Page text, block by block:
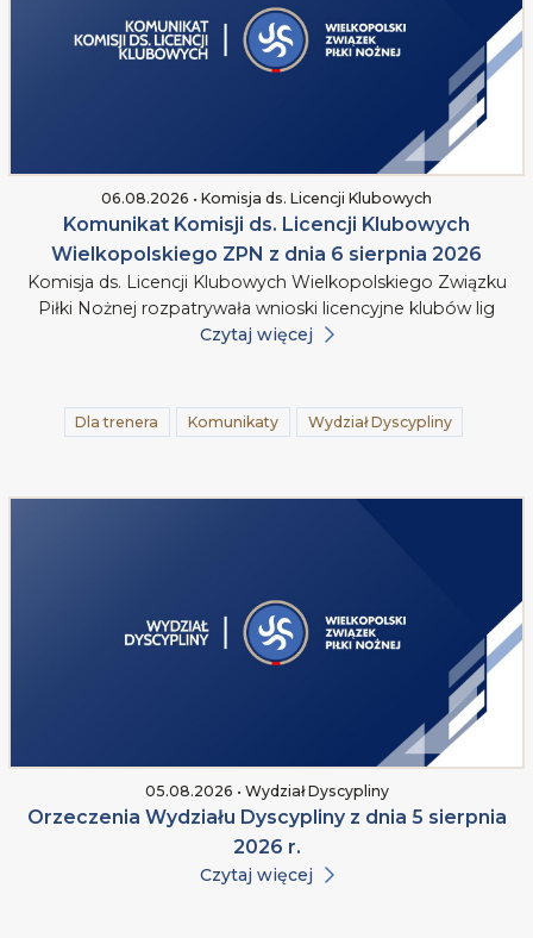
06.08.2026 • Komisja ds. Licencji Klubowych
Komunikat Komisji ds. Licencji Klubowych
Wielkopolskiego ZPN z dnia 6 sierpnia 2026
Komisja ds. Licencji Klubowych Wielkopolskiego Związku
Piłki Nożnej rozpatrywała wnioski licencyjne klubów lig
Czytaj więcej
Dla trenera Komunikaty Wydział Dyscypliny
05.08.2026 • Wydział Dyscypliny
Orzeczenia Wydziału Dyscypliny z dnia 5 sierpnia
2026 r.
Czytaj więcej